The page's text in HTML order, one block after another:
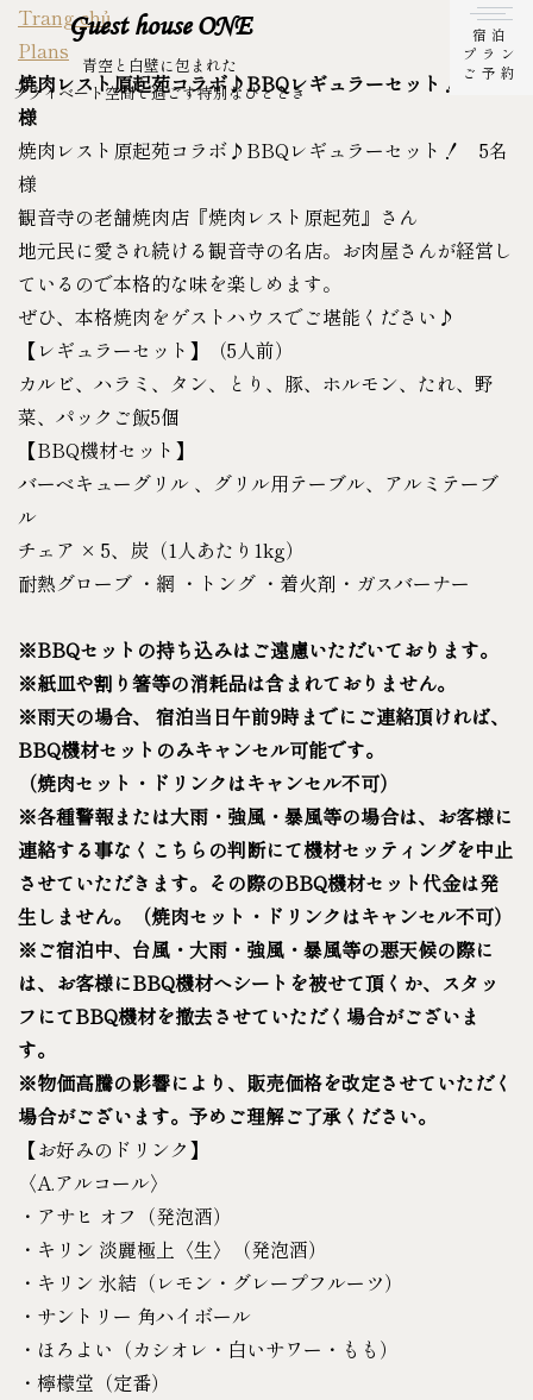
Guest house ONE
青空と白壁に包まれた
プライベート空間で過ごす特別なひととき
宿泊
プラン
ご予約
Trang chủ
Plans
焼肉レスト原起苑コラボ♪BBQレギュラーセット！ 5名
様
焼肉レスト原起苑コラボ♪BBQレギュラーセット！ 5名
様
観音寺の老舗焼肉店『焼肉レスト原起苑』さん
地元民に愛され続ける観音寺の名店。お肉屋さんが経営し
ているので本格的な味を楽しめます。
ぜひ、本格焼肉をゲストハウスでご堪能ください♪
【レギュラーセット】（5人前）
カルビ、ハラミ、タン、とり、豚、ホルモン、たれ、野
菜、パックご飯5個
【BBQ機材セット】
バーベキューグリル 、グリル用テーブル、アルミテーブ
ル
チェア × 5、炭（1人あたり1kg）
耐熱グローブ ・網 ・トング ・着火剤・ガスバーナー
※BBQセットの持ち込みはご遠慮いただいております。
※紙皿や割り箸等の消耗品は含まれておりません。
※雨天の場合、 宿泊当日午前9時までにご連絡頂ければ、
BBQ機材セットのみキャンセル可能です。
（焼肉セット・ドリンクはキャンセル不可）
※各種警報または大雨・強風・暴風等の場合は、お客様に
連絡する事なくこちらの判断にて機材セッティングを中止
させていただきます。その際のBBQ機材セット代金は発
生しません。（焼肉セット・ドリンクはキャンセル不可）
※ご宿泊中、台風・大雨・強風・暴風等の悪天候の際に
は、お客様にBBQ機材へシートを被せて頂くか、スタッ
フにてBBQ機材を撤去させていただく場合がございま
す。
※物価高騰の影響により、販売価格を改定させていただく
場合がございます。予めご理解ご了承ください。
【お好みのドリンク】
〈A.アルコール〉
・アサヒ オフ（発泡酒）
・キリン 淡麗極上〈生〉（発泡酒）
・キリン 氷結（レモン・グレープフルーツ）
・サントリー 角ハイボール
・ほろよい（カシオレ・白いサワー・もも）
・檸檬堂（定番）